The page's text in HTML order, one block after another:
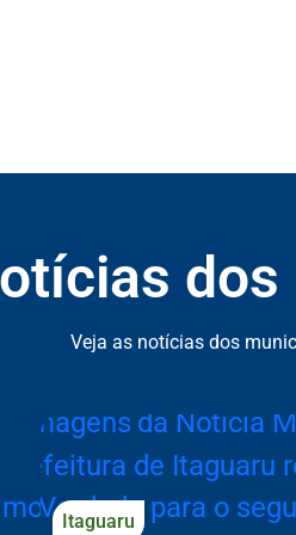
Veja as notícias dos
de Notícias dos
Itaguaru